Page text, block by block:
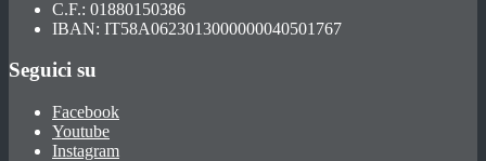
C.F.: 01880150386
IBAN: IT58A0623013000000040501767
Seguici su
Facebook
Youtube
Instagram